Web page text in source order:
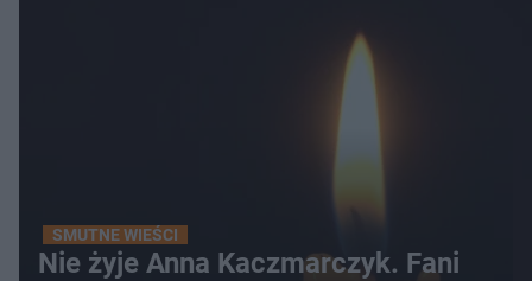
SMUTNE WIEŚCI
Nie żyje Anna Kaczmarczyk. Fani